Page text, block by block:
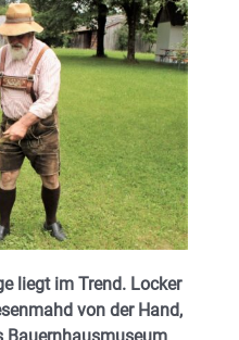
liegt im Trend. Locker
von der Hand,